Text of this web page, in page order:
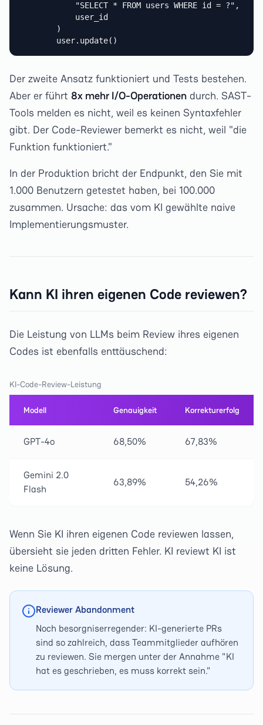
            "SELECT * FROM users WHERE id = ?",
            user_id
        )
        user.update()
Der zweite Ansatz funktioniert und Tests bestehen.
Aber er führt 8x mehr I/O-Operationen durch. SAST-
Tools melden es nicht, weil es keinen Syntaxfehler
gibt. Der Code-Reviewer bemerkt es nicht, weil "die
Funktion funktioniert."
In der Produktion bricht der Endpunkt, den Sie mit
1.000 Benutzern getestet haben, bei 100.000
zusammen. Ursache: das vom KI gewählte naive
Implementierungsmuster.
Kann KI ihren eigenen Code reviewen?
Die Leistung von LLMs beim Review ihres eigenen
Codes ist ebenfalls enttäuschend:
KI-Code-Review-Leistung
Modell Genauigkeit Korrekturerfolg
GPT-4o 68,50% 67,83%
Gemini 2.0
Flash
63,89% 54,26%
Wenn Sie KI ihren eigenen Code reviewen lassen,
übersieht sie jeden dritten Fehler. KI reviewt KI ist
keine Lösung.
Reviewer Abandonment
Noch besorgniserregender: KI-generierte PRs
sind so zahlreich, dass Teammitglieder aufhören
zu reviewen. Sie mergen unter der Annahme "KI
hat es geschrieben, es muss korrekt sein."